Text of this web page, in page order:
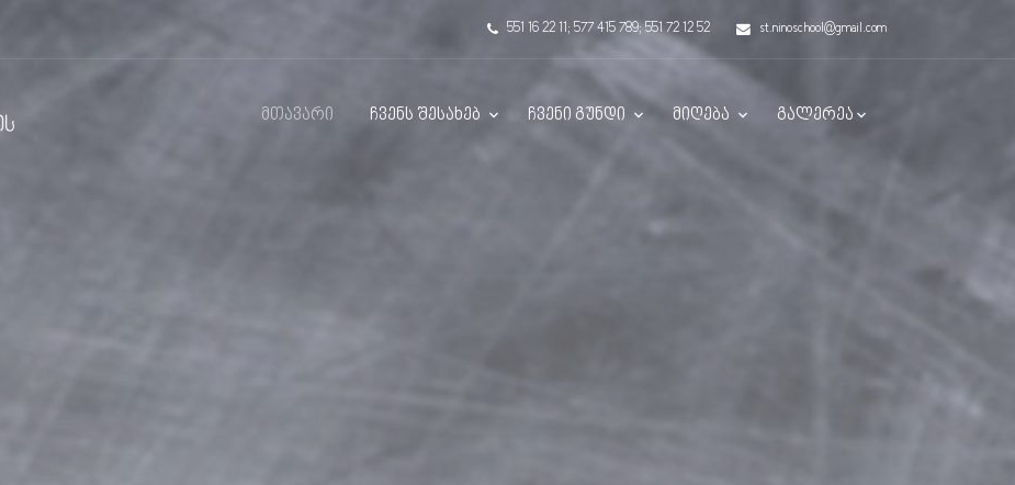
551 16 22 11; 577 415 789; 551 72 12 52 st.ninoschool@gmail.com
მთავარი ჩვენს შესახებ ჩვენი გუნდი მიღება გალერეა